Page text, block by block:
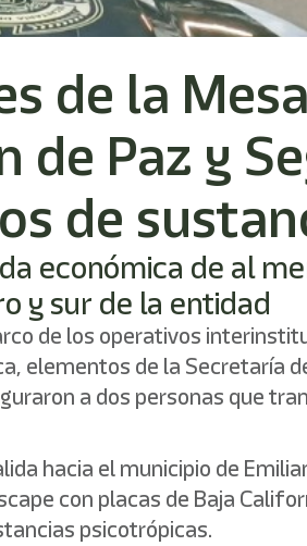
de la
de Paz y
de
económica de al
y sur de la entidad
de los operativos
elementos de la Secretaría
a dos personas que
hacia el municipio de
con placas de Baja
psicotrópicas.